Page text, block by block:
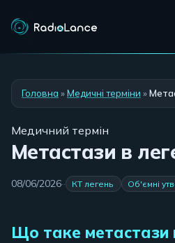
Головна »Медичні терміни »
Медичний термін
Метастази в
08/06/2026·· КТ легень Об'ємні
Що таке метастази